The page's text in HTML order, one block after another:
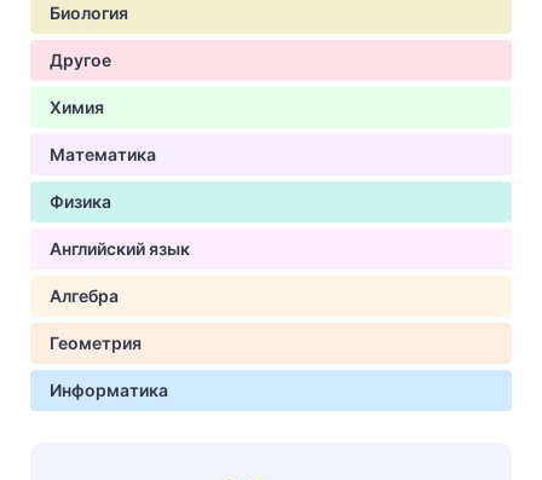
Биология
Другое
Химия
Математика
Физика
Английский язык
Алгебра
Геометрия
Информатика